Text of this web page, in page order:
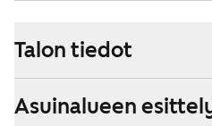
Talon tiedot
Asuinalueen